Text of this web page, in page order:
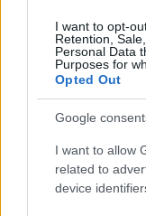
I want to opt-
Retention,
Personal Data
Purposes for
Opted Out
Google
I want to allow
related to
device
Πιο
Marfin: Η
να
100.000
Βγήκαν
για τη
Γρατσία
κίνημα σε